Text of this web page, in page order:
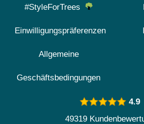
#StyleForTrees
Einwilligungspräferenzen
Allgemeine
Geschäftsbedingungen
4.9
49319